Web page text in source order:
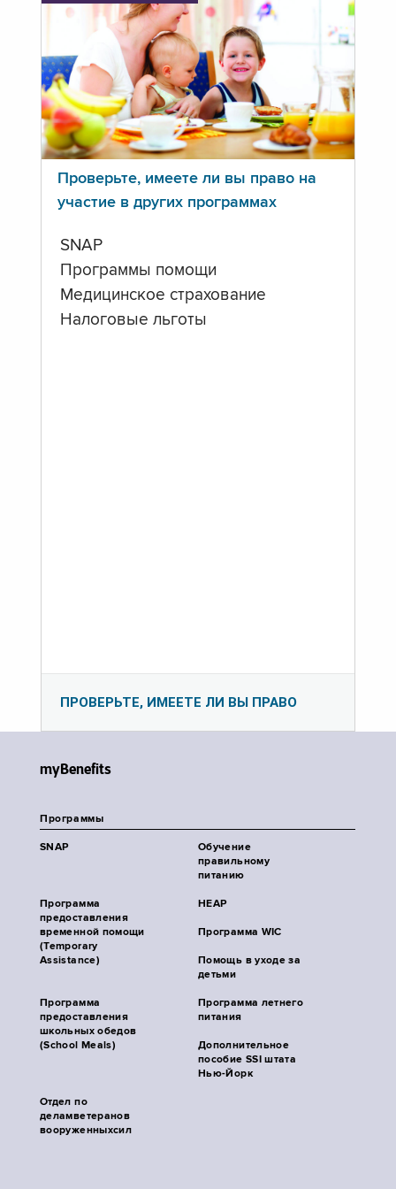
Проверьте, имеете ли вы право на
участие в других программах
SNAP
Программы помощи
Медицинское страхование
Налоговые льготы
ПРОВЕРЬТЕ, ИМЕЕТЕ ЛИ ВЫ ПРАВО
myBenefits
Программы
SNAP
Обучение
правильному
питанию
Программа
предоставления
временной помощи
(Temporary
Assistance)
HEAP
Программа WIC
Помощь в уходе за
детьми
Программа
предоставления
школьных обедов
(School Meals)
Программа летнего
питания
Дополнительное
пособие SSI штата
Нью-Йорк
Отдел по
деламветеранов
вооруженныхсил